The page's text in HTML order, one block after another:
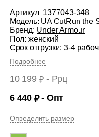
Артикул: 1377043-348
Модель: UA OutRun the
Бренд: Under Armour
Пол: женский
Срок отгрузки: 3-4
Подробнее
10 199 ₽ - Ррц
6 440 ₽- Опт
Определить размер